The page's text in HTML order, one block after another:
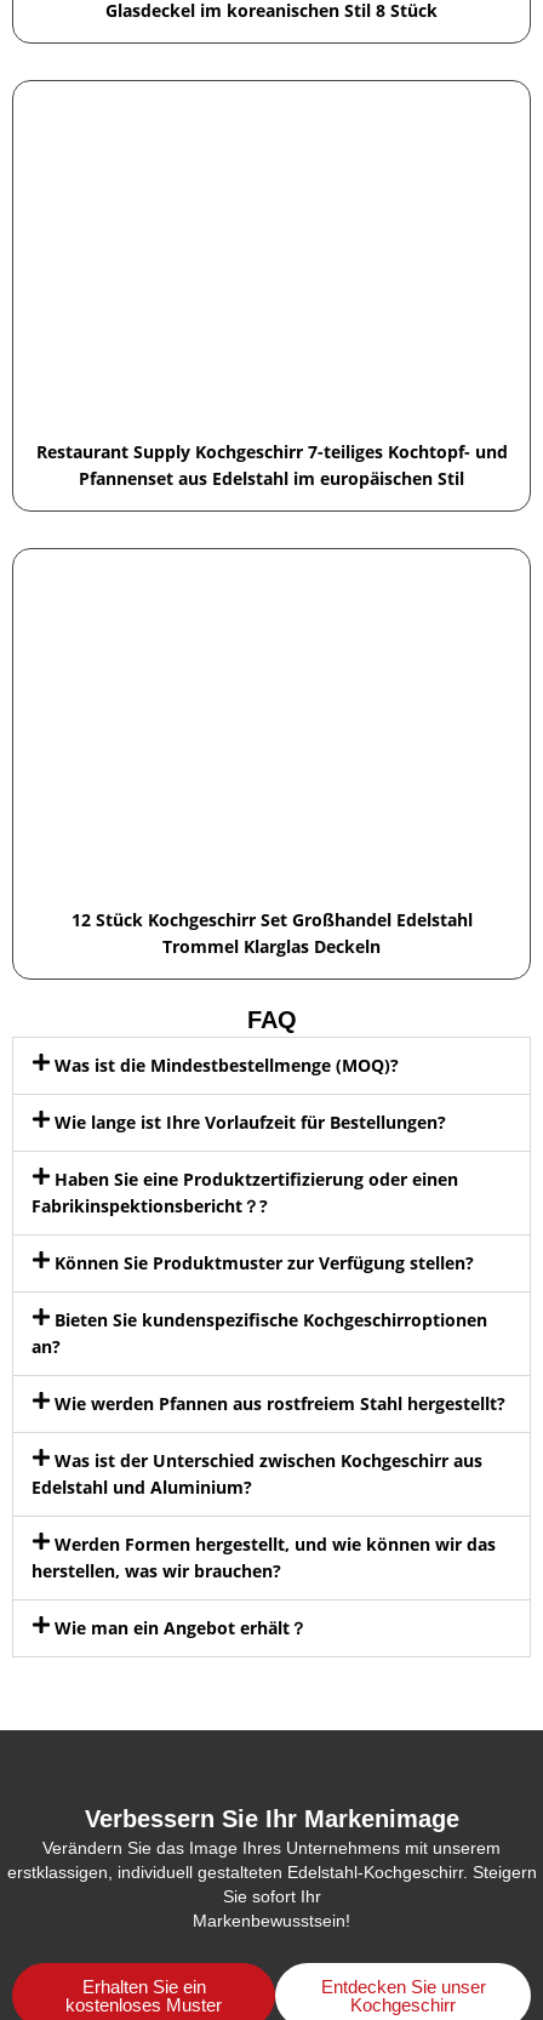
Glasdeckel im koreanischen Stil 8 Stück
Restaurant Supply Kochgeschirr 7-teiliges Kochtopf- und
Pfannenset aus Edelstahl im europäischen Stil
12 Stück Kochgeschirr Set Großhandel Edelstahl
Trommel Klarglas Deckeln
FAQ
Was ist die Mindestbestellmenge (MOQ)?
Wie lange ist Ihre Vorlaufzeit für Bestellungen?
Haben Sie eine Produktzertifizierung oder einen
Fabrikinspektionsbericht？?
Können Sie Produktmuster zur Verfügung stellen?
Bieten Sie kundenspezifische Kochgeschirroptionen
an?
Wie werden Pfannen aus rostfreiem Stahl hergestellt?
Was ist der Unterschied zwischen Kochgeschirr aus
Edelstahl und Aluminium?
Werden Formen hergestellt, und wie können wir das
herstellen, was wir brauchen?
Wie man ein Angebot erhält？
Verbessern Sie Ihr Markenimage
Verändern Sie das Image Ihres Unternehmens mit unserem
erstklassigen, individuell gestalteten Edelstahl-Kochgeschirr. Steigern
Sie sofort Ihr
Markenbewusstsein!
Erhalten Sie ein
kostenloses Muster
Entdecken Sie unser
Kochgeschirr